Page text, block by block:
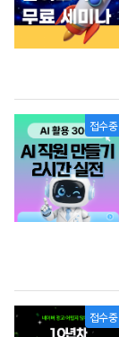
접수중
접수중